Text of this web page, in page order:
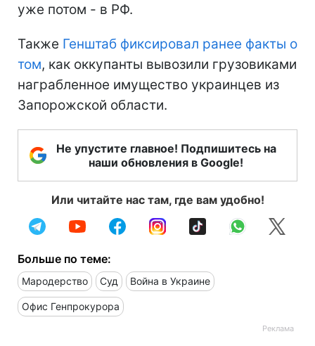
уже потом - в РФ.
Также Генштаб фиксировал ранее факты о
том, как оккупанты вывозили грузовиками
награбленное имущество украинцев из
Запорожской области.
Не упустите главное! Подпишитесь на
наши обновления в Google!
Или читайте нас там, где вам удобно!
Больше по теме:
Мародерство Суд Война в Украине
Офис Генпрокурора